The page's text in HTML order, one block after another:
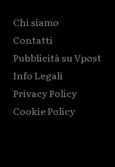
Chi siamo
Contatti
Pubblicità su Vpost
Info Legali
Privacy Policy
Cookie Policy